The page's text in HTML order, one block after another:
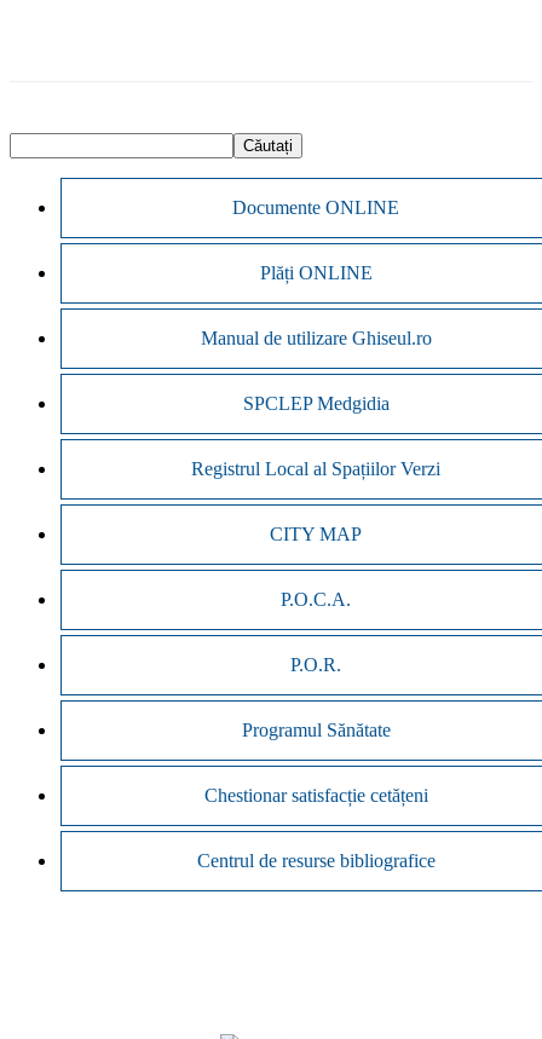
Documente ONLINE
Plăți ONLINE
Manual de utilizare Ghiseul.ro
SPCLEP Medgidia
Registrul Local al Spațiilor Verzi
CITY MAP
P.O.C.A.
P.O.R.
Programul Sănătate
Chestionar satisfacție cetățeni
Centrul de resurse bibliografice